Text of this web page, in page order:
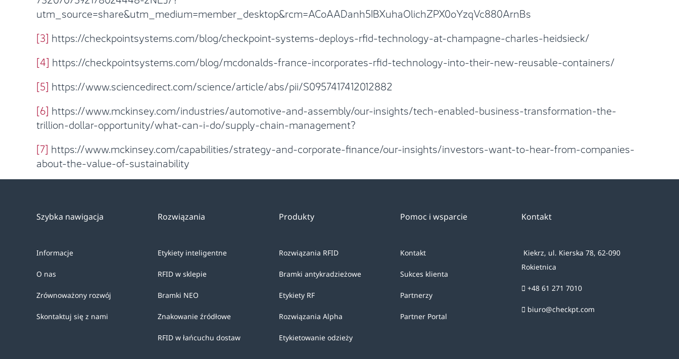
utm_source=share&utm_medium=member_desktop&rcm=ACoAADanh5IBXuhaOlichZPX0oYzqVc880ArnBs
[3] https://checkpointsystems.com/blog/checkpoint-systems-deploys-rfid-technology-at-champagne-charles-heidsieck/
[4] https://checkpointsystems.com/blog/mcdonalds-france-incorporates-rfid-technology-into-their-new-reusable-containers/
[5] https://www.sciencedirect.com/science/article/abs/pii/S0957417412012882
[6] https://www.mckinsey.com/industries/automotive-and-assembly/our-insights/tech-enabled-business-transformation-the-
trillion-dollar-opportunity/what-can-i-do/supply-chain-management?
[7] https://www.mckinsey.com/capabilities/strategy-and-corporate-finance/our-insights/investors-want-to-hear-from-companies-
about-the-value-of-sustainability
Szybka nawigacja
Informacje
O nas
Zrównoważony rozwój
Skontaktuj się z nami
Rozwiązania
Etykiety inteligentne
RFID w sklepie
Bramki NEO
Znakowanie źródłowe
RFID w łańcuchu dostaw
Produkty
Rozwiązania RFID
Bramki antykradzieżowe
Etykiety RF
Rozwiązania Alpha
Etykietowanie odzieży
Pomoc i wsparcie
Kontakt
Sukces klienta
Partnerzy
Partner Portal
Kontakt
Kiekrz, ul. Kierska 78, 62-090
Rokietnica
+48 61 271 7010
biuro@checkpt.com